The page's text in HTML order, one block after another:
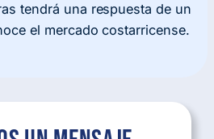
tendrá una respuesta de un
el mercado costarricense.